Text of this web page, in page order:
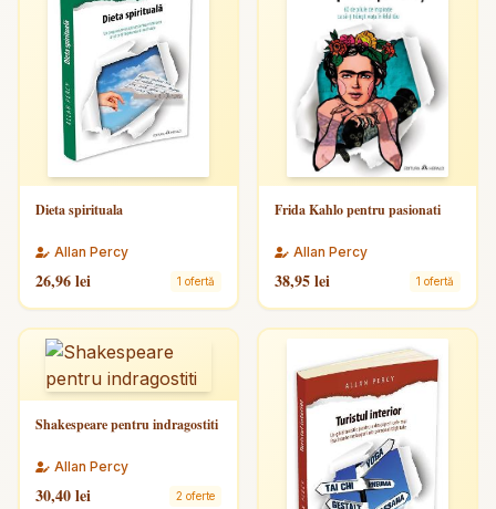
Dieta spirituala
Allan Percy
26,96 lei 1 ofertă
Frida Kahlo pentru pasionati
Allan Percy
38,95 lei 1 ofertă
Shakespeare pentru indragostiti
Allan Percy
30,40 lei 2 oferte